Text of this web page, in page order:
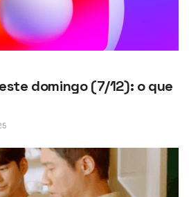
domingo (7/12): o que